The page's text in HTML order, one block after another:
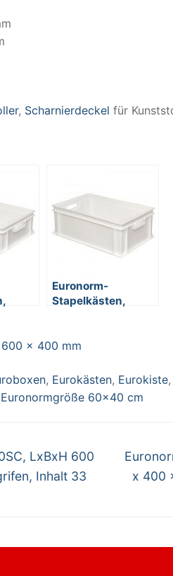
, Scharnierdeckel für
Euronorm-
Stapelkästen,
mm, mit 2
Inhalt 43 Liter,
Farbe: weiß
x 400 mm
, Eurokästen, Eurokiste,
60x40 cm
LxBxH 600
Inhalt 33
Nächster
Beitrag:
x 400